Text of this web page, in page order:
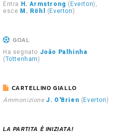
Entra H. Armstrong ( Everton),
esce M. Röhl ( Everton)
GOAL
Ha segnato João Palhinha
(Tottenham)
CARTELLINO GIALLO
Ammonizione J. O'Brien ( Everton)
LA PARTITA È INIZIATA!